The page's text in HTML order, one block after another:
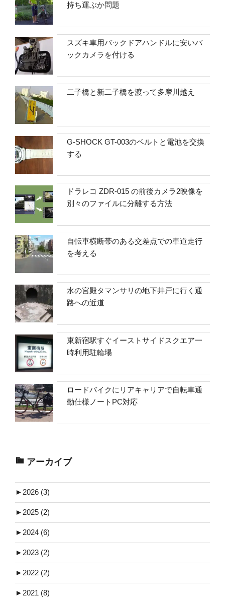
持ち運ぶか問題
スズキ車用バックドアハンドルに安いバ
ックカメラを付ける
二子橋と新二子橋を渡って多摩川越え
G-SHOCK GT-003のベルトと電池を交換
する
ドラレコ ZDR-015 の前後カメラ2映像を
別々のファイルに分離する方法
自転車横断帯のある交差点での車道走行
を考える
水の宮殿タマンサリの地下井戸に行く通
路への近道
東新宿駅すぐイーストサイドスクエア一
時利用駐輪場
ロードバイクにリアキャリアで自転車通
勤仕様ノートPC対応
アーカイブ
► 2026 (3)
► 2025 (2)
► 2024 (6)
► 2023 (2)
► 2022 (2)
► 2021 (8)